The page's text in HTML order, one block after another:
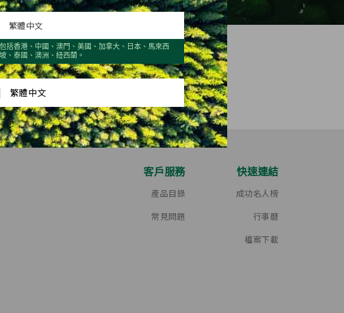
第四季
客戶服務
產品目錄
常見問題
快速連結
成功名人榜
行事曆
檔案下載
繁體中文
括香港、中國、澳門、美國、加拿大、日本、馬來西
、泰國、澳洲、紐西蘭。
繁體中文